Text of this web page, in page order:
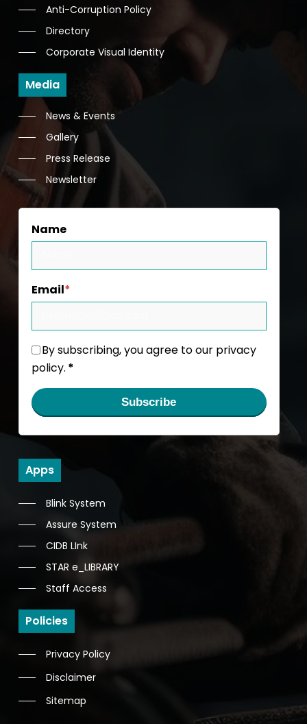
Anti-Corruption Policy
Directory
Corporate Visual Identity
Media
News & Events
Gallery
Press Release
Newsletter
Name
Email*
By subscribing, you agree to our privacy
policy. *
Subscribe
Apps
Blink System
Assure System
CIDB LInk
STAR e_LIBRARY
Staff Access
Policies
Privacy Policy
Disclaimer
Sitemap